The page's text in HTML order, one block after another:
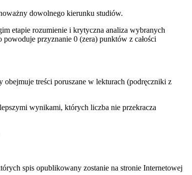
dowolnego kierunku studiów.
etapie rozumienie i krytyczna analiza wybranych
przyznanie 0 (zera) punktów z całości
treści poruszane w lekturach (podręczniki z
wynikami, których liczba nie przekracza
spis opublikowany zostanie na stronie Internetowej